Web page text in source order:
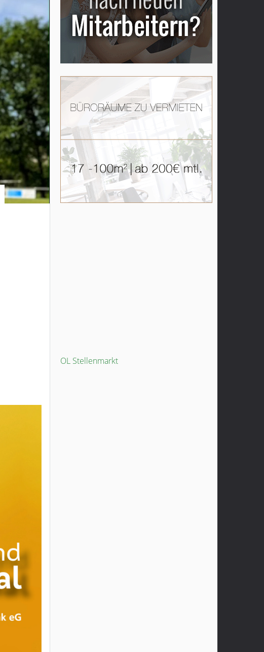
OL Stellenmarkt